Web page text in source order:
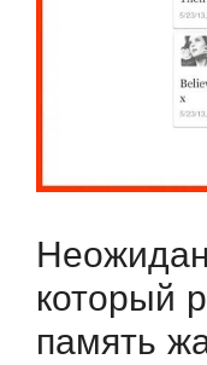
который
память